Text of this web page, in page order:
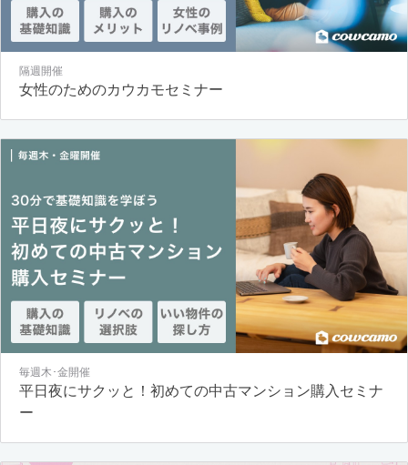
隔週開催
女性のためのカウカモセミナー
毎週木･金開催
平日夜にサクッと！初めての中古マンション購入セミナ
ー